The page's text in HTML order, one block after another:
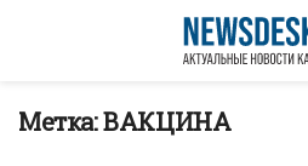
Метка:ВАКЦИНА